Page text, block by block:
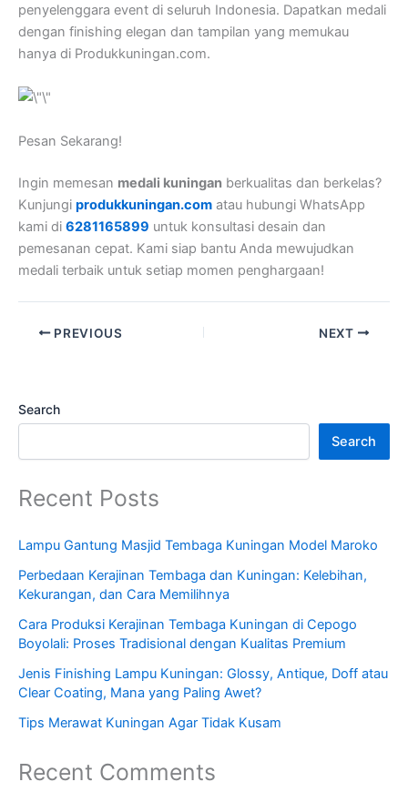
penyelenggara event di seluruh Indonesia. Dapatkan medali
dengan finishing elegan dan tampilan yang memukau
hanya di Produkkuningan.com.
Pesan Sekarang!
Ingin memesan medali kuningan berkualitas dan berkelas?
Kunjungi produkkuningan.com atau hubungi WhatsApp
kami di 6281165899 untuk konsultasi desain dan
pemesanan cepat. Kami siap bantu Anda mewujudkan
medali terbaik untuk setiap momen penghargaan!
PREVIOUS NEXT
Search
Search
Recent Posts
Lampu Gantung Masjid Tembaga Kuningan Model Maroko
Perbedaan Kerajinan Tembaga dan Kuningan: Kelebihan,
Kekurangan, dan Cara Memilihnya
Cara Produksi Kerajinan Tembaga Kuningan di Cepogo
Boyolali: Proses Tradisional dengan Kualitas Premium
Jenis Finishing Lampu Kuningan: Glossy, Antique, Doff atau
Clear Coating, Mana yang Paling Awet?
Tips Merawat Kuningan Agar Tidak Kusam
Recent Comments